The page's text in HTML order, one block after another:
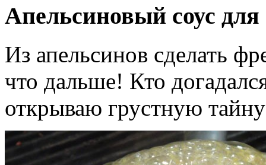
Апельсиновый соус для
Из апельсинов сделать
что дальше! Кто
открываю грустную